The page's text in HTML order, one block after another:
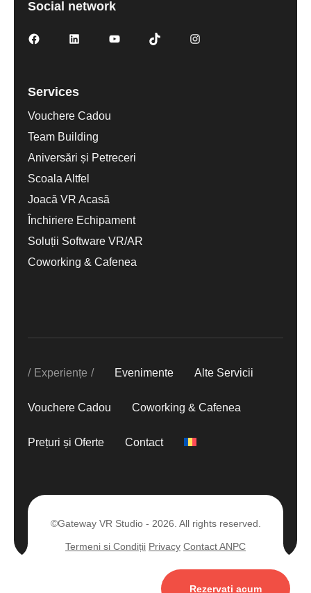
Social network
Services
Vouchere Cadou
Team Building
Aniversări și Petreceri
Scoala Altfel
Joacă VR Acasă
Închiriere Echipament
Soluții Software VR/AR
Coworking & Cafenea
Experiențe Evenimente Alte Servicii
Vouchere Cadou Coworking & Cafenea
Prețuri și Oferte Contact
©Gateway VR Studio - 2026. All rights reserved.
Termeni si Condiții Privacy Contact ANPC
Rezervați acum